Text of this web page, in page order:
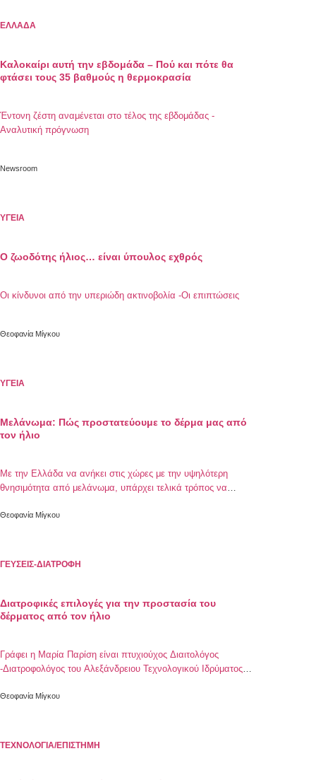
ΕΛΛΑΔΑ
Καλοκαίρι αυτή την εβδομάδα – Πού και πότε θα
φτάσει τους 35 βαθμούς η θερμοκρασία
Έντονη ζέστη αναμένεται στο τέλος της εβδομάδας -
Αναλυτική πρόγνωση
Newsroom
ΥΓΕΙΑ
Ο ζωοδότης ήλιος… είναι ύπουλος εχθρός
Οι κίνδυνοι από την υπεριώδη ακτινοβολία -Οι επιπτώσεις
Θεοφανία Μίγκου
ΥΓΕΙΑ
Mελάνωμα: Πώς προστατεύουμε το δέρμα μας από
τον ήλιο
Με την Ελλάδα να ανήκει στις χώρες με την υψηλότερη
θνησιμότητα από μελάνωμα, υπάρχει τελικά τρόπος να
Θεοφανία Μίγκου
ΓΕΥΣΕΙΣ-ΔΙΑΤΡΟΦΗ
Διατροφικές επιλογές για την προστασία του
δέρματος από τον ήλιο
Γράφει η Μαρία Παρίση είναι πτυχιούχος Διαιτολόγος
-Διατροφολόγος του Αλεξάνδρειου Τεχνολογικού Ιδρύματος
Θεοφανία Μίγκου
ΤΕΧΝΟΛΟΓΙΑ/ΕΠΙΣΤΗΜΗ